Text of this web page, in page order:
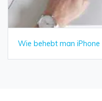
Wie behebt man iPhone